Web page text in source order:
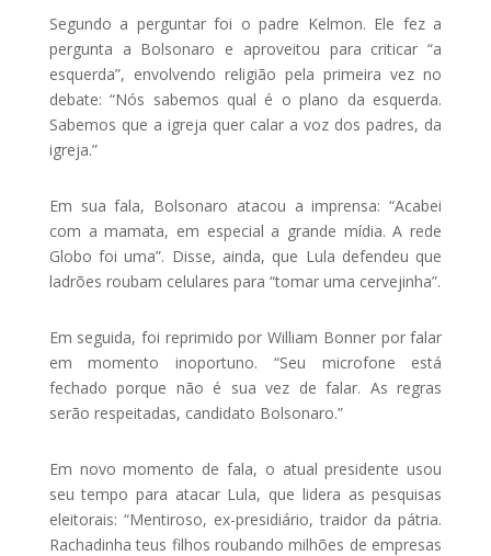
Segundo a perguntar foi o padre Kelmon. Ele fez a
pergunta a Bolsonaro e aproveitou para criticar “a
esquerda”, envolvendo religião pela primeira vez no
debate: “Nós sabemos qual é o plano da esquerda.
Sabemos que a igreja quer calar a voz dos padres, da
igreja.”
Em sua fala, Bolsonaro atacou a imprensa: “Acabei
com a mamata, em especial a grande mídia. A rede
Globo foi uma”. Disse, ainda, que Lula defendeu que
ladrões roubam celulares para “tomar uma cervejinha”.
Em seguida, foi reprimido por William Bonner por falar
em momento inoportuno. “Seu microfone está
fechado porque não é sua vez de falar. As regras
serão respeitadas, candidato Bolsonaro.”
Em novo momento de fala, o atual presidente usou
seu tempo para atacar Lula, que lidera as pesquisas
eleitorais: “Mentiroso, ex-presidiário, traidor da pátria.
Rachadinha teus filhos roubando milhões de empresas